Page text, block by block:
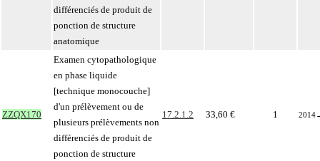
différenciés de produit de
ponction de structure
anatomique
ZZQX170
Examen cytopathologique
en phase liquide
[technique monocouche]
d'un prélèvement ou de
plusieurs prélèvements non
différenciés de produit de
ponction de structure
17.2.1.2 33,60 € 1 2014